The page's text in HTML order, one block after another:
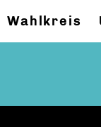
Wahlkreis